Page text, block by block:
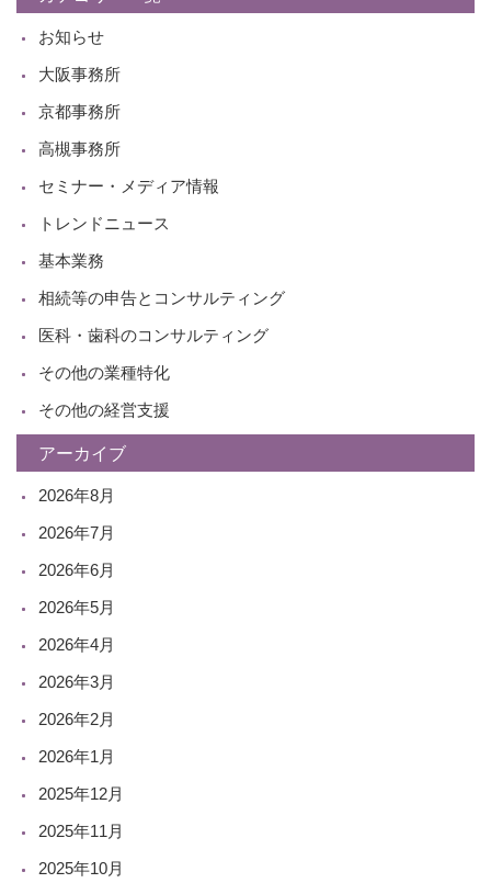
お知らせ
大阪事務所
京都事務所
高槻事務所
セミナー・メディア情報
トレンドニュース
基本業務
相続等の申告とコンサルティング
医科・歯科のコンサルティング
その他の業種特化
その他の経営支援
アーカイブ
2026年8月
2026年7月
2026年6月
2026年5月
2026年4月
2026年3月
2026年2月
2026年1月
2025年12月
2025年11月
2025年10月